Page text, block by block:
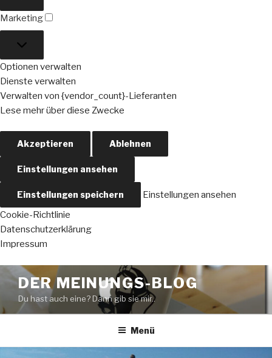
Marketing
Optionen verwalten
Dienste verwalten
Verwalten von {vendor_count}-Lieferanten
Lese mehr über diese Zwecke
Akzeptieren Ablehnen
Einstellungen ansehen
Einstellungen speichern
Einstellungen ansehen
Cookie-Richtlinie
Datenschutzerklärung
Impressum
Zum
Inhalt
springen
DER MEINUNGS-BLOG
Du hast auch eine? Dann gib sie mir..
Menü